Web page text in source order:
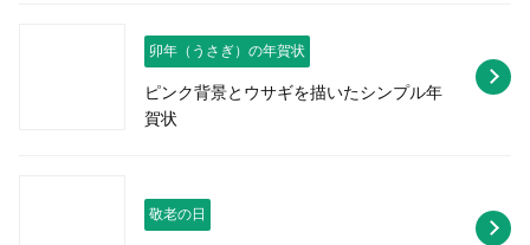
卯年（うさぎ）の年賀状
ピンク背景とウサギを描いたシンプル年
賀状
敬老の日